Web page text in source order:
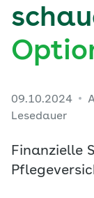
09.10.2024
Lesedauer
Finanzielle